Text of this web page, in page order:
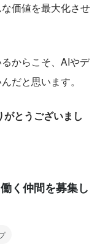
価値を最大化させ
からこそ、AIやデ
だと思います。
とうございまし
く仲間を募集し